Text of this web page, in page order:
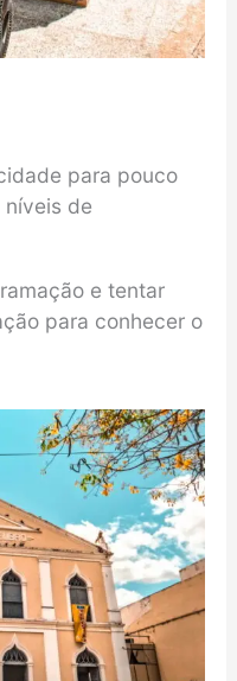
para pouco
de
e tentar
para conhecer o